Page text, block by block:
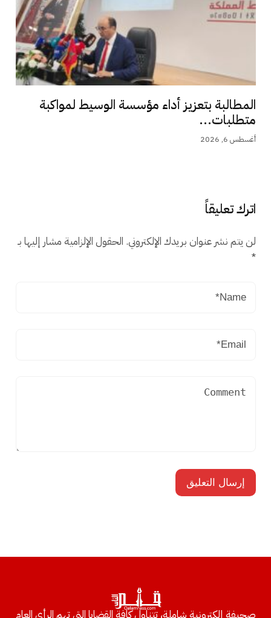
المطالبة بتعزيز أداء مؤسسة الوسيط لمواكبة
متطلبات...
أغسطس 6, 2026
اترك تعليقاً
لن يتم نشر عنوان بريدك الإلكتروني. الحقول الإلزامية مشار إليها بـ
*
صحيفة إلكترونية شاملة، تتناول كافة القضايا التي تهم الرأي العام